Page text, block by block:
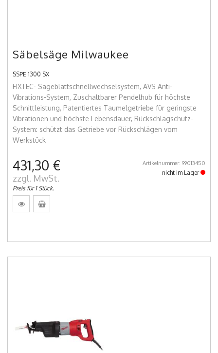
Säbelsäge Milwaukee
SSPE 1300 SX
FIXTEC- Sägeblattschnellwechselsystem, AVS Anti-
Vibrations-System, Zuschaltbarer Pendelhub für höchste
Schnittleistung, Patentiertes Taumelgetriebe für geringste
Vibrationen und höchste Lebensdauer, Rückschlagschutz-
System: schützt das Getriebe vor Rückschlägen vom
Werkstück
431,30 €
zzgl. MwSt.
Preis für 1 Stück.
Artikelnummer: 99013450
nicht im Lager